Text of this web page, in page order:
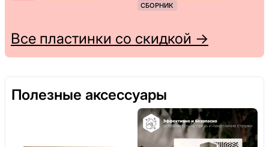
СБОРНИК
Все пластинки со скидкой →
Полезные аксессуары